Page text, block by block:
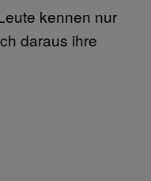
kennen nur
daraus ihre